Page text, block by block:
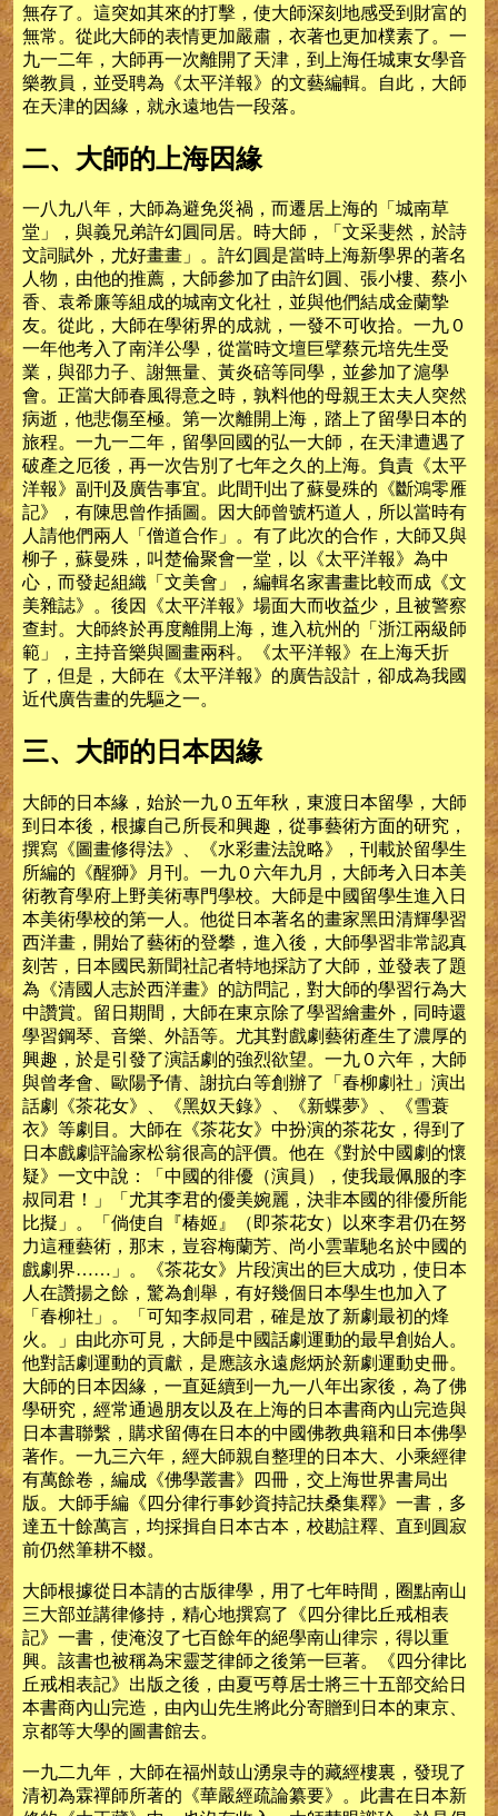
無存了。這突如其來的打擊，使大師深刻地感受到財富的
無常。從此大師的表情更加嚴肅，衣著也更加樸素了。一
九一二年，大師再一次離開了天津，到上海任城東女學音
樂教員，並受聘為《太平洋報》的文藝編輯。自此，大師
在天津的因緣，就永遠地告一段落。
二、大師的上海因緣
一八九八年，大師為避免災禍，而遷居上海的「城南草
堂」，與義兄弟許幻圓同居。時大師，「文采斐然，於詩
文詞賦外，尤好畫畫」。許幻圓是當時上海新學界的著名
人物，由他的推薦，大師參加了由許幻圓、張小樓、蔡小
香、袁希廉等組成的城南文化社，並與他們結成金蘭摯
友。從此，大師在學術界的成就，一發不可收拾。一九０
一年他考入了南洋公學，從當時文壇巨擘蔡元培先生受
業，與邵力子、謝無量、黃炎碚等同學，並參加了滬學
會。正當大師春風得意之時，孰料他的母親王太夫人突然
病逝，他悲傷至極。第一次離開上海，踏上了留學日本的
旅程。一九一二年，留學回國的弘一大師，在天津遭遇了
破產之厄後，再一次告別了七年之久的上海。負責《太平
洋報》副刊及廣告事宜。此間刊出了蘇曼殊的《斷鴻零雁
記》，有陳思曾作插圖。因大師曾號朽道人，所以當時有
人請他們兩人「僧道合作」。有了此次的合作，大師又與
柳子，蘇曼殊，叫楚倫聚會一堂，以《太平洋報》為中
心，而發起組織「文美會」，編輯名家書畫比較而成《文
美雜誌》。後因《太平洋報》場面大而收益少，且被警察
查封。大師終於再度離開上海，進入杭州的「浙江兩級師
範」，主持音樂與圖畫兩科。《太平洋報》在上海夭折
了，但是，大師在《太平洋報》的廣告設計，卻成為我國
近代廣告畫的先驅之一。
三、大師的日本因緣
大師的日本緣，始於一九０五年秋，東渡日本留學，大師
到日本後，根據自己所長和興趣，從事藝術方面的研究，
撰寫《圖畫修得法》、《水彩畫法說略》，刊載於留學生
所編的《醒獅》月刊。一九０六年九月，大師考入日本美
術教育學府上野美術專門學校。大師是中國留學生進入日
本美術學校的第一人。他從日本著名的畫家黑田清輝學習
西洋畫，開始了藝術的登攀，進入後，大師學習非常認真
刻苦，日本國民新聞社記者特地採訪了大師，並發表了題
為《清國人志於西洋畫》的訪問記，對大師的學習行為大
中讚賞。留日期間，大師在東京除了學習繪畫外，同時還
學習鋼琴、音樂、外語等。尤其對戲劇藝術產生了濃厚的
興趣，於是引發了演話劇的強烈欲望。一九０六年，大師
與曾孝會、歐陽予倩、謝抗白等創辦了「春柳劇社」演出
話劇《茶花女》、《黑奴天錄》、《新蝶夢》、《雪蓑
衣》等劇目。大師在《茶花女》中扮演的茶花女，得到了
日本戲劇評論家松翁很高的評價。他在《對於中國劇的懷
疑》一文中說：「中國的徘優（演員），使我最佩服的李
叔同君！」「尤其李君的優美婉麗，決非本國的徘優所能
比擬」。「倘使自『椿姬』（即茶花女）以來李君仍在努
力這種藝術，那末，豈容梅蘭芳、尚小雲輩馳名於中國的
戲劇界……」。《茶花女》片段演出的巨大成功，使日本
人在讚揚之餘，驚為創舉，有好幾個日本學生也加入了
「春柳社」。「可知李叔同君，確是放了新劇最初的烽
火。」由此亦可見，大師是中國話劇運動的最早創始人。
他對話劇運動的貢獻，是應該永遠彪炳於新劇運動史冊。
大師的日本因緣，一直延續到一九一八年出家後，為了佛
學研究，經常通過朋友以及在上海的日本書商內山完造與
日本書聯繫，購求留傳在日本的中國佛教典籍和日本佛學
著作。一九三六年，經大師親自整理的日本大、小乘經律
有萬餘卷，編成《佛學叢書》四冊，交上海世界書局出
版。大師手編《四分律行事鈔資持記扶桑集釋》一書，多
達五十餘萬言，均採揖自日本古本，校勘註釋、直到圓寂
前仍然筆耕不輟。
大師根據從日本請的古版律學，用了七年時間，圈點南山
三大部並講律修持，精心地撰寫了《四分律比丘戒相表
記》一書，使淹沒了七百餘年的絕學南山律宗，得以重
興。該書也被稱為宋靈芝律師之後第一巨著。《四分律比
丘戒相表記》出版之後，由夏丐尊居士將三十五部交給日
本書商內山完造，由內山先生將此分寄贈到日本的東京、
京都等大學的圖書館去。
一九二九年，大師在福州鼓山湧泉寺的藏經樓裏，發現了
清初為霖禪師所著的《華嚴經疏論纂要》。此書在日本新